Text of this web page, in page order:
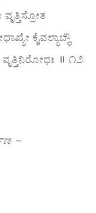
ಕೈವಲ್ಯಾಬ್ಧೌ
॥ ೧೨
–